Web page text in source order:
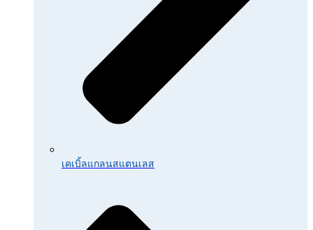
เคเบิ้ลแกลนสแตนเลส